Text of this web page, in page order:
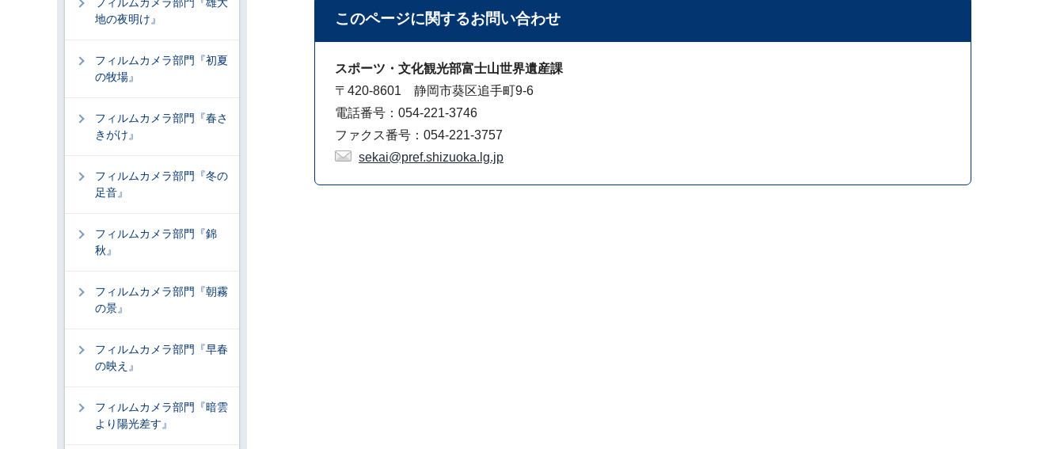
このページに関するお問い合わせ
スポーツ・文化観光部富士山世界遺産課
〒420-8601 静岡市葵区追手町9-6
電話番号：054-221-3746
ファクス番号：054-221-3757
sekai@pref.shizuoka.lg.jp
地の夜明け』
フィルムカメラ部門『初夏
の牧場』
フィルムカメラ部門『春さ
きがけ』
フィルムカメラ部門『冬の
足音』
フィルムカメラ部門『錦
秋』
フィルムカメラ部門『朝霧
の景』
フィルムカメラ部門『早春
の映え』
フィルムカメラ部門『暗雲
より陽光差す』